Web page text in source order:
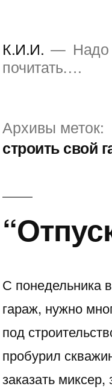
К.И.И.
Надо
почитать….
Архивы меток:
строить свой
С понедельника
гараж, нужно
под
пробурил
заказать